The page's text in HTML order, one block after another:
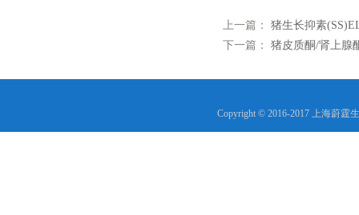
上一篇： 猪生长抑素
下一篇： 猪皮质酮/肾上腺
Copyright © 2016-2017 上海蔚霆